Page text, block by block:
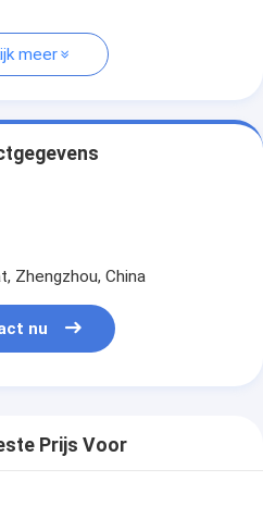
meer
Zhengzhou, China
nu
Prijs Voor